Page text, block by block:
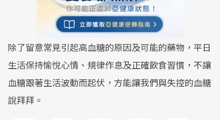
除了留意常見引起高血糖的原因及可能的藥物，平日
生活保持愉悅心情、規律作息及正確飲食習慣，不讓
血糖跟著生活波動而起伏，方能讓我們與失控的血糖
說拜拜。